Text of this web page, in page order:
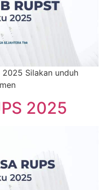
2025 Silakan unduh
2025